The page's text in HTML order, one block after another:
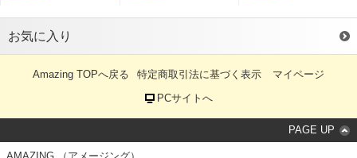
お気に入り
Amazing TOPへ戻る 特定商取引法に基づく表示
マイページ
PCサイトへ
PAGE UP